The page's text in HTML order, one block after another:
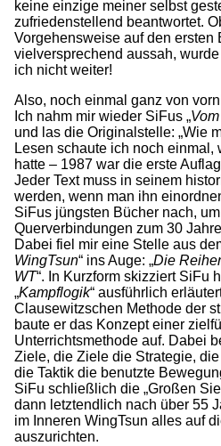
keine einzige meiner selbst
zufriedenstellend beantwortet.
Vorgehensweise auf den ersten
vielversprechend aussah,
ich nicht weiter!
Also, noch einmal ganz von
Ich nahm mir wieder SiFus „
und las die Originalstelle: „Wie
Lesen schaute ich noch einmal,
hatte – 1987 war die erste
Jeder Text muss in seinem
werden, wenn man ihn
SiFus jüngsten Bücher nach,
Querverbindungen zum 30
Dabei fiel mir eine Stelle aus
WingTsun“ ins Auge: „Die
WT“. In Kurzform skizziert SiFu
„Kampflogik“ ausführlich
Clausewitzschen Methode der
baute er das Konzept einer
Unterrichtsmethode auf. Dabei
Ziele, die Ziele die Strategie,
die Taktik die benutzte
SiFu schließlich die „Großen
dann letztendlich nach über 55
im Inneren WingTsun alles auf
auszurichten.